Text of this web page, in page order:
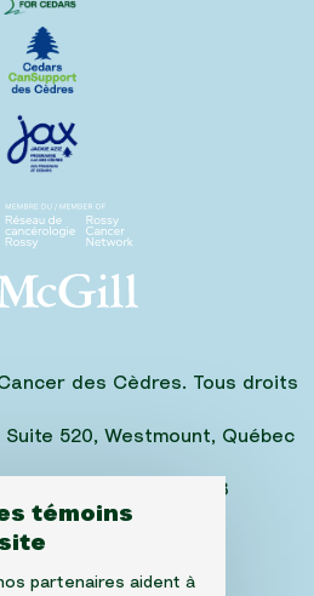
témoins
partenaires aident à
des Cèdres. Tous droits
Suite 520, Westmount, Québec
Fax: (514) 303-1288
0001